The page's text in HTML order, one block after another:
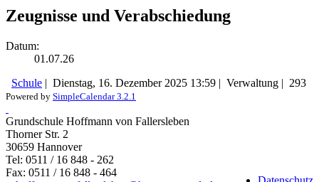
Zeugnisse und Verabschiedung
Datum:
01.07.26
Schule | Dienstag, 16. Dezember 2025 13:59 | Verwaltung | 293
Powered by SimpleCalendar 3.2.1
Grundschule Hoffmann von Fallersleben
Thorner Str. 2
30659 Hannover
Tel: 0511 / 16 848 - 262
Fax: 0511 / 16 848 - 464